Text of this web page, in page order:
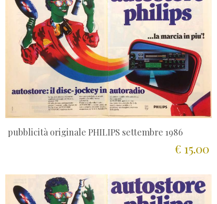
pubblicità originale PHILIPS settembre 1986
€ 15.00